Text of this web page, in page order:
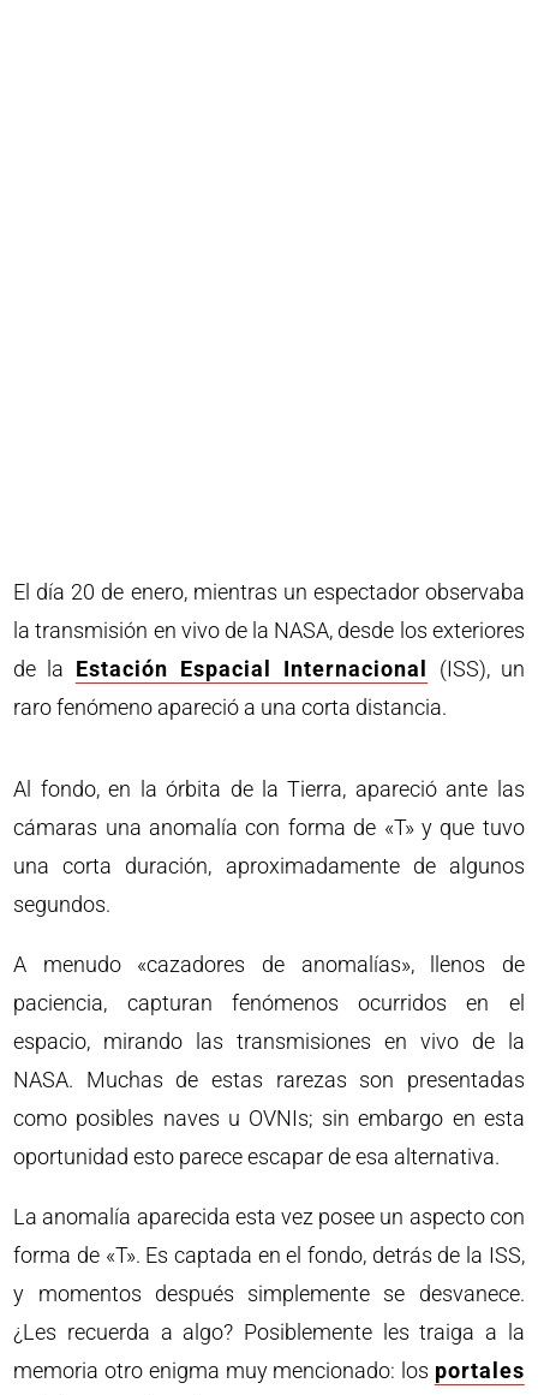
El día 20 de enero, mientras un espectador observaba
la transmisión en vivo de la NASA, desde los exteriores
de la Estación Espacial Internacional
(ISS), un
raro fenómeno apareció a una corta distancia.
Al fondo, en la órbita de la Tierra, apareció ante las
cámaras una anomalía con forma de «T» y que tuvo
una corta duración, aproximadamente de algunos
segundos.
A menudo «cazadores de anomalías», llenos de
paciencia, capturan fenómenos ocurridos en el
espacio, mirando las transmisiones en vivo de la
NASA. Muchas de estas rarezas son presentadas
como posibles naves u OVNIs; sin embargo en esta
oportunidad esto parece escapar de esa alternativa.
La anomalía aparecida esta vez posee un aspecto con
forma de «T». Es captada en el fondo, detrás de la ISS,
y momentos después simplemente se desvanece.
¿Les recuerda a algo? Posiblemente les traiga a la
memoria otro enigma muy mencionado: los portales